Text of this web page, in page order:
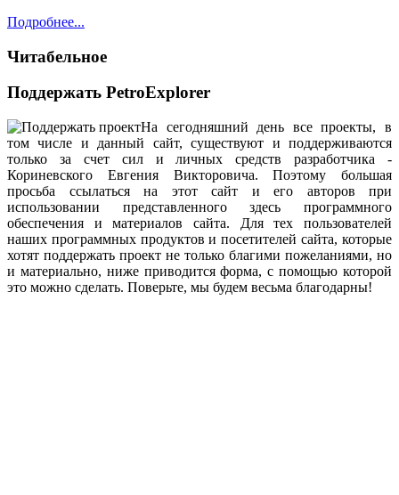
Подробнее...
Читабельное
Поддержать PetroExplorer
На сегодняшний день все проекты, в
том числе и данный сайт, существуют и поддерживаются
только за счет сил и личных средств разработчика -
Кориневского Евгения Викторовича. Поэтому большая
просьба ссылаться на этот сайт и его авторов при
использовании представленного здесь программного
обеспечения и материалов сайта. Для тех пользователей
наших программных продуктов и посетителей сайта, которые
хотят поддержать проект не только благими пожеланиями, но
и материально, ниже приводится форма, с помощью которой
это можно сделать. Поверьте, мы будем весьма благодарны!